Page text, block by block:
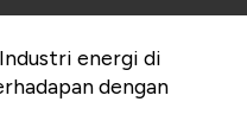
Energi
Industri energi di
dengan